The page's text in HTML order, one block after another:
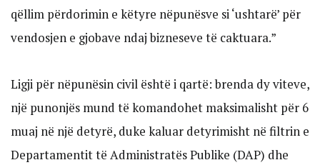
qëllim përdorimin e këtyre nëpunësve si ‘ushtarë’ për
vendosjen e gjobave ndaj bizneseve të caktuara.”
Ligji për nëpunësin civil është i qartë: brenda dy viteve,
një punonjës mund të komandohet maksimalisht për 6
muaj në një detyrë, duke kaluar detyrimisht në filtrin e
Departamentit të Administratës Publike (DAP) dhe